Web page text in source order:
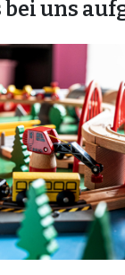
bei uns